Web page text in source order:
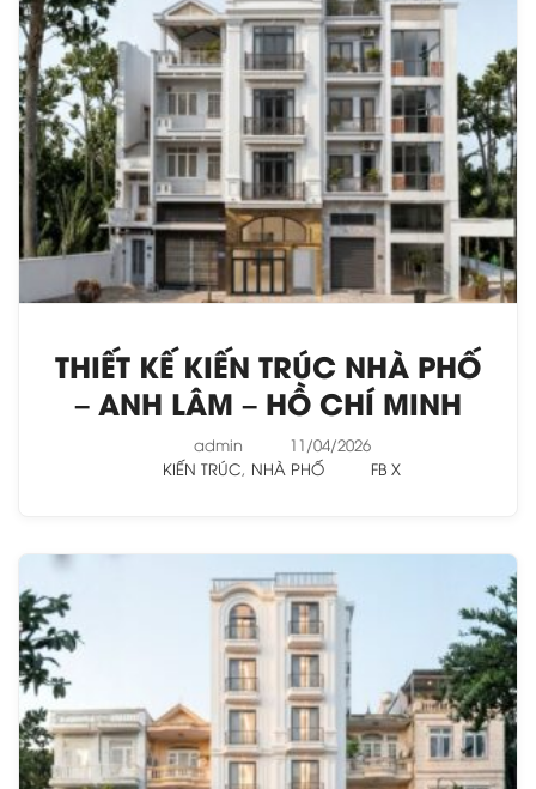
THIẾT KẾ KIẾN TRÚC NHÀ PHỐ
– ANH LÂM – HỒ CHÍ MINH
admin
11/04/2026
KIẾN TRÚC, NHÀ PHỐ FB X